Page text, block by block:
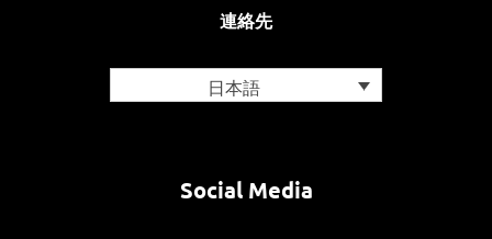
連絡先
日本語
Social Media